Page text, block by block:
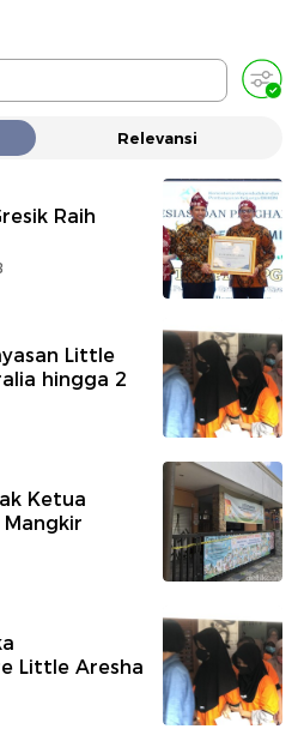
Relevansi
Raih
Little
hingga 2
Ketua
Little Aresha